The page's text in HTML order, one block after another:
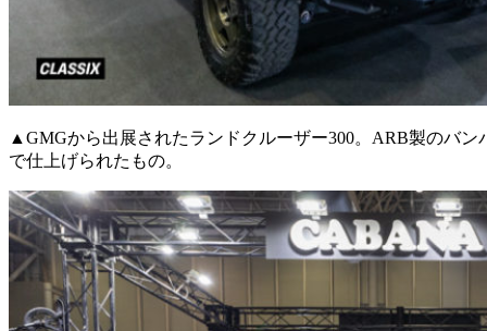
▲GMGから出展されたランドクルーザー300。ARB製のバ
で仕上げられたもの。